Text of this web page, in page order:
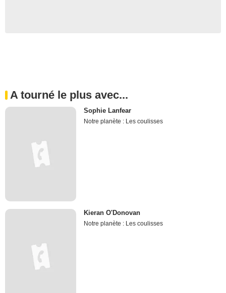
A tourné le plus avec...
Sophie Lanfear
Notre planète : Les coulisses
Kieran O'Donovan
Notre planète : Les coulisses